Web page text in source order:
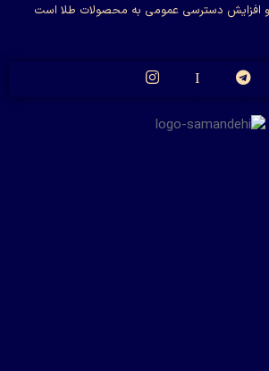
و افزایش دسترسی عمومی به محصولات طلا است